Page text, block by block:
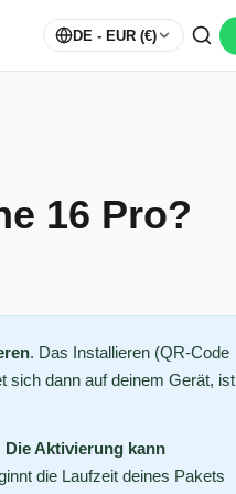
DE - EUR (€)
16 Pro?
. Das Installieren (QR-Code
sich dann auf deinem Gerät, ist
Die Aktivierung kann
die Laufzeit deines Pakets